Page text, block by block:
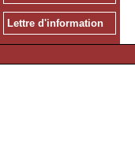
Lettre d'information